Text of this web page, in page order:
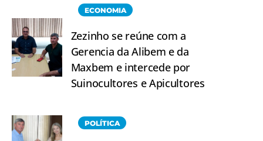
ECONOMIA
Zezinho se reúne com a
Gerencia da Alibem e da
Maxbem e intercede por
Suinocultores e Apicultores
POLÍTICA